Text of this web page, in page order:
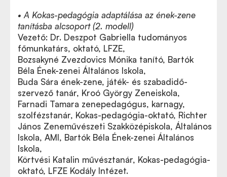
• A Kokas-pedagógia adaptálása az ének-zene
tanításba alcsoport (2. modell)
Vezető: Dr. Deszpot Gabriella tudományos
főmunkatárs, oktató, LFZE,
Bozsakyné Zvezdovics Mónika tanító, Bartók
Béla Ének-zenei Általános Iskola,
Buda Sára ének-zene, játék- és szabadidő-
szervező tanár, Kroó György Zeneiskola,
Farnadi Tamara zenepedagógus, karnagy,
szolfézstanár, Kokas-pedagógia-oktató, Richter
János Zeneművészeti Szakközépiskola, Általános
Iskola, AMI, Bartók Béla Ének-zenei Általános
Iskola,
Körtvési Katalin művésztanár, Kokas-pedagógia-
oktató, LFZE Kodály Intézet.